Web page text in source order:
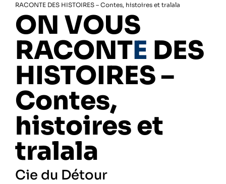
RACONTE DES HISTOIRES – Contes, histoires et tralala
ON VOUS
RACONTE DES
HISTOIRES –
Contes,
histoires et
tralala
Cie du Détour